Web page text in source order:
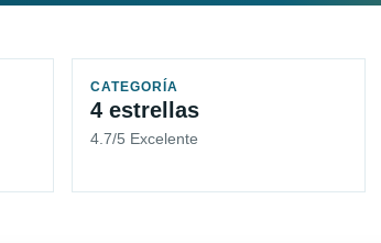
CATEGORÍA
4 estrellas
4.7/5 Excelente